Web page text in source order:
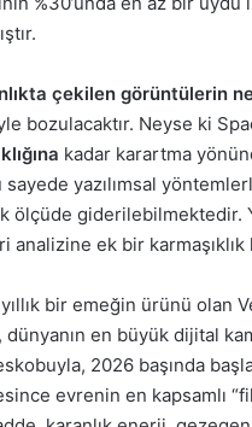
çekilen görüntülerin
bozulacaktır. Neyse ki
kadar karartma
sayede yazılımsal
ölçüde giderilebilmektedir.
analizine ek bir karmaşıklık
bir emeğin ürünü olan
dünyanın en büyük dijital
2026 başında
evrenin en kapsamlı